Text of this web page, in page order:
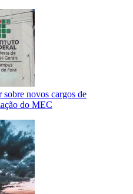
novos cargos de
do MEC